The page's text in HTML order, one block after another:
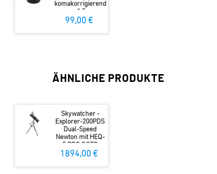
komakorrigierend
e 1,5x
telezentrische
99,00 €
ÄHNLICHE PRODUKTE
Skywatcher -
Explorer-200PDS
Dual-Speed
Newton mit HEQ-
5 PRO GOTO
Montierung
1894,00 €